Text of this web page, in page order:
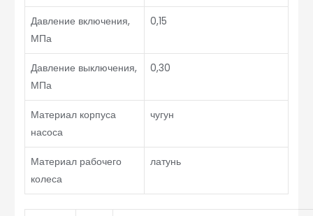
Давление включения,
МПа
0,15
Давление выключения,
МПа
0,30
Материал корпуса
насоса
чугун
Материал рабочего
колеса
латунь